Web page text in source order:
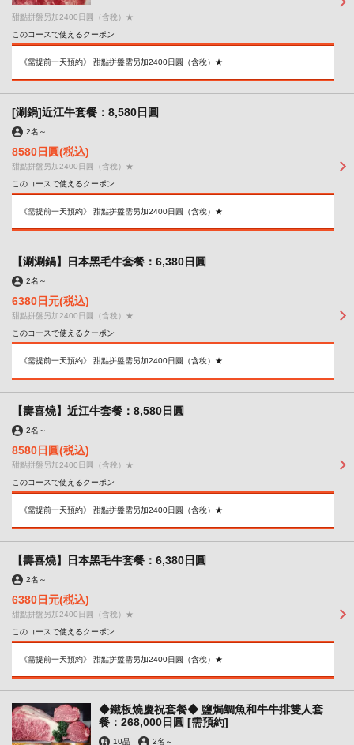
甜點拼盤另加2400日圓（含稅）★
このコースで使えるクーポン
《需提前一天預約》 甜點拼盤需另加2400日圓（含稅）★
[涮鍋]近江牛套餐：8,580日圓
2名 ～
8580日圓(税込)
甜點拼盤另加2400日圓（含稅）★
このコースで使えるクーポン
《需提前一天預約》 甜點拼盤需另加2400日圓（含稅）★
【涮涮鍋】日本黑毛牛套餐：6,380日圓
2名 ～
6380日元(税込)
甜點拼盤另加2400日圓（含稅）★
このコースで使えるクーポン
《需提前一天預約》 甜點拼盤需另加2400日圓（含稅）★
【壽喜燒】近江牛套餐：8,580日圓
2名 ～
8580日圓(税込)
甜點拼盤另加2400日圓（含稅）★
このコースで使えるクーポン
《需提前一天預約》 甜點拼盤需另加2400日圓（含稅）★
【壽喜燒】日本黑毛牛套餐：6,380日圓
2名 ～
6380日元(税込)
甜點拼盤另加2400日圓（含稅）★
このコースで使えるクーポン
《需提前一天預約》 甜點拼盤需另加2400日圓（含稅）★
◆鐵板燒慶祝套餐◆ 鹽焗鯛魚和牛牛排雙人套
餐：268,000日圓 [需預約]
10品 2名 ～
套餐 | 焼肉・しゃぶしゃぶれんが亭つくば店
茨城県つくば市春日４－１－１
https://rengatei-tsukuba.owst.jp/courses
お店情報をコピー